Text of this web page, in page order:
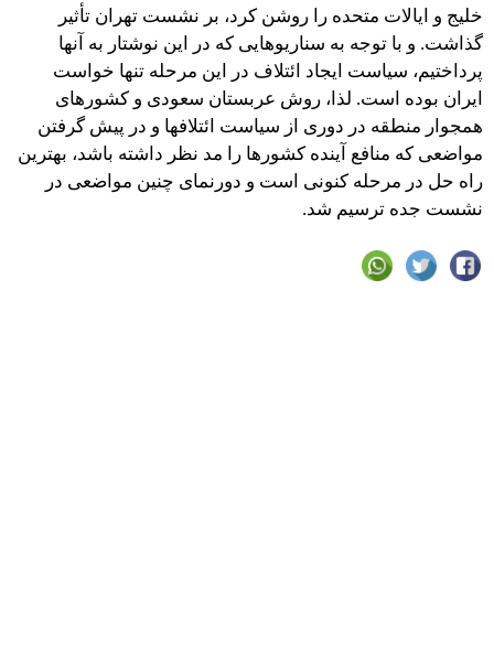
خلیج و ایالات متحده را روشن کرد، بر نشست تهران تأثیر
گذاشت. و با توجه به سناریوهایی که در این نوشتار به آنها
پرداختیم، سیاست ایجاد ائتلاف در این مرحله تنها خواست
ایران بوده است. لذا، روش عربستان سعودی و کشورهای
همجوار منطقه در دوری از سیاست ائتلافها و در پیش گرفتن
مواضعی که منافع آینده کشورها را مد نظر داشته باشد، بهترین
راه حل در مرحله کنونی است و دورنمای چنین مواضعی در
نشست جده ترسیم شد.